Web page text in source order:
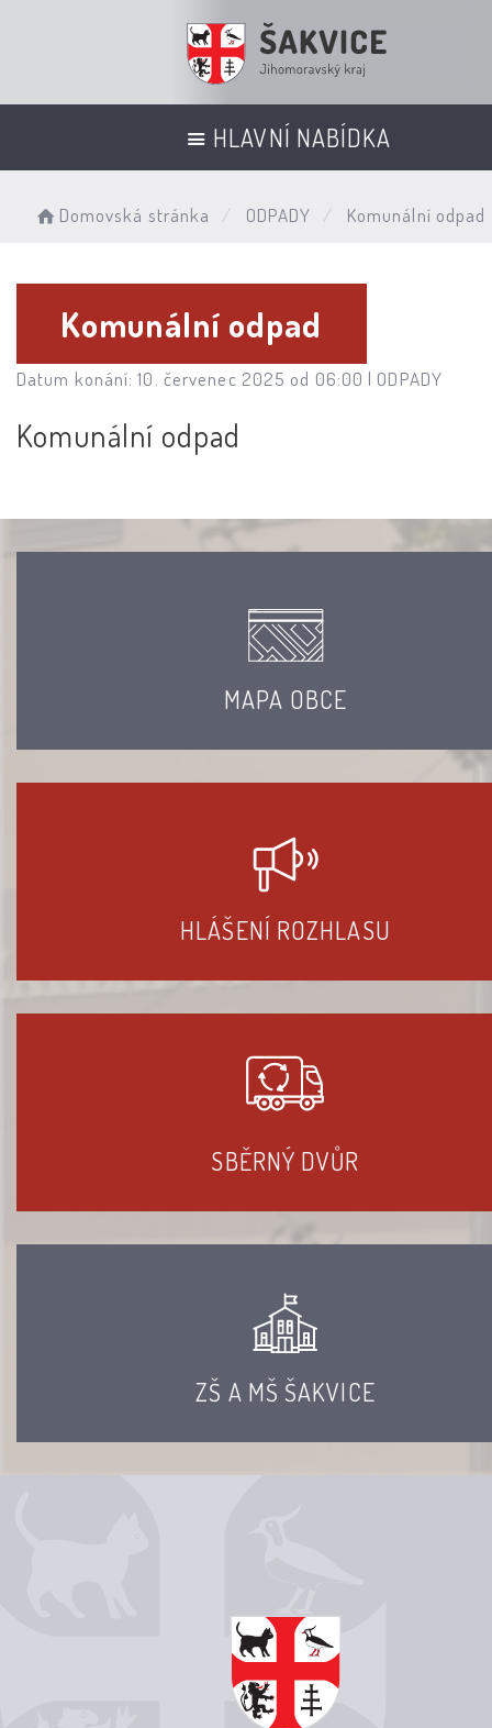
HLAVNÍ NABÍDKA
Domovská stránka ODPADY Komunální odpad
Komunální odpad
Datum konání: 10. červenec 2025 od 06:00 | ODPADY
Komunální odpad
MAPA OBCE
HLÁŠENÍ ROZHLASU
SBĚRNÝ DVŮR
ZŠ A MŠ ŠAKVICE